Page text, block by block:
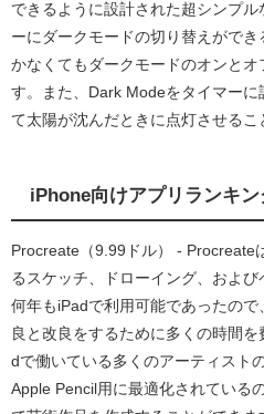
できるように設計された超シンプ
ーにダークモードの切り替えがで
かなくてもダークモードのオンとオ
す。また、Dark Modeをタイマー
て太陽が沈んだときに点灯させるこ
iPhone向けアプリランキン
Procreate（9.99ドル） - Procreate
るスケッチ、ドローイング、およ
何年もiPadで利用可能であったの
良と改良をするために多くの時間
dで働いている多くのアーティスト
Apple Pencil用に最適化されている